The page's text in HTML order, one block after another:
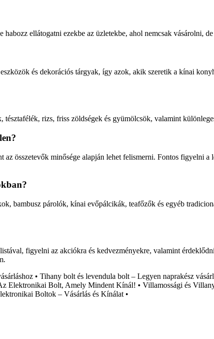
ellátogatni ezekbe az üzletekbe, ahol nemcsak vásárolni,
és dekorációs tárgyak, így azok, akik szeretik a kínai
rizs, friss zöldségek és gyümölcsök, valamint
összetevők minősége alapján lehet felismerni. Fontos figyelni a
bambusz párolók, kínai evőpálcikák, teafőzők és egyéb
figyelni az akciókra és kedvezményekre, valamint
• Tihany bolt és levendula bolt – Legyen naprakész
Elektronikai Bolt, Amely Mindent Kínál! • Villamossági és
Boltok – Vásárlás és Kínálat•